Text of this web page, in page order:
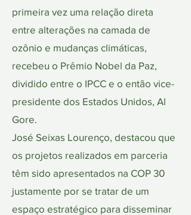
primeira vez uma relação direta
entre alterações na camada de
ozônio e mudanças climáticas,
recebeu o Prêmio Nobel da Paz,
dividido entre o IPCC e o então vice-
presidente dos Estados Unidos, Al
Gore.
José Seixas Lourenço, destacou que
os projetos realizados em parceria
têm sido apresentados na COP 30
justamente por se tratar de um
espaço estratégico para disseminar